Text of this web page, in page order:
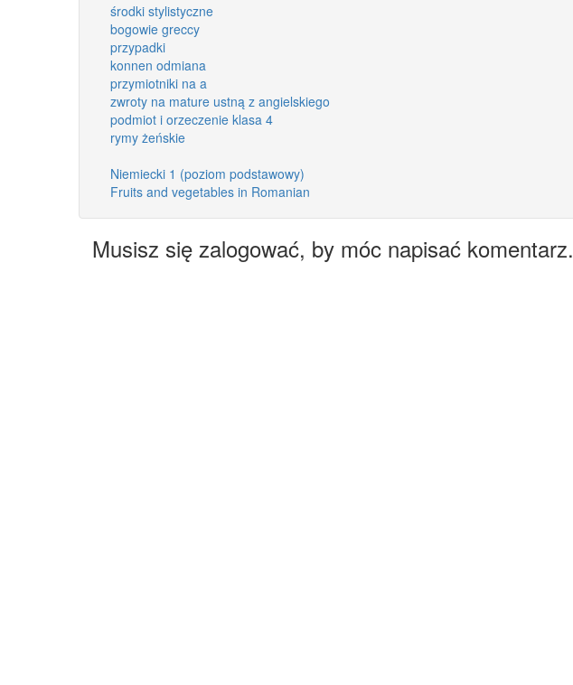
środki stylistyczne
bogowie greccy
przypadki
konnen odmiana
przymiotniki na a
zwroty na mature ustną z angielskiego
podmiot i orzeczenie klasa 4
rymy żeńskie
Niemiecki 1 (poziom podstawowy)
Fruits and vegetables in Romanian
Musisz się zalogować, by móc napisać komentarz.